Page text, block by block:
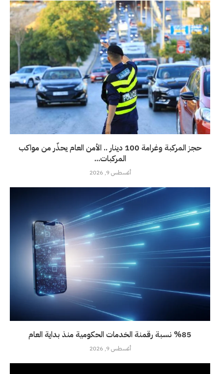
حجز المركبة وغرامة 100 دينار .. الأمن العام يحذّر من مواكب
المركبات...
أغسطس 9, 2026
%85 نسبة رقمنة الخدمات الحكومية منذ بداية العام
أغسطس 9, 2026